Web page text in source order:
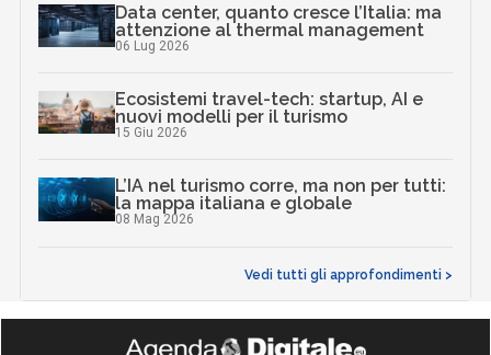
Data center, quanto cresce l’Italia: ma
attenzione al thermal management
06 Lug 2026
Ecosistemi travel-tech: startup, AI e
nuovi modelli per il turismo
15 Giu 2026
L’IA nel turismo corre, ma non per tutti:
la mappa italiana e globale
08 Mag 2026
Vedi tutti gli approfondimenti >